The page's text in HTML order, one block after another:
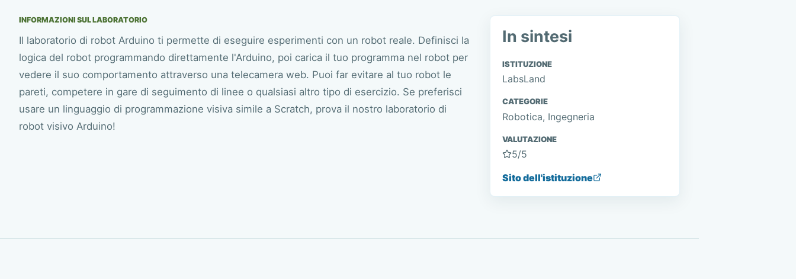
INFORMAZIONI SUL LABORATORIO
Il laboratorio di robot Arduino ti permette di eseguire esperimenti con un robot reale. Definisci la
logica del robot programmando direttamente l'Arduino, poi carica il tuo programma nel robot per
vedere il suo comportamento attraverso una telecamera web. Puoi far evitare al tuo robot le
pareti, competere in gare di seguimento di linee o qualsiasi altro tipo di esercizio. Se preferisci
usare un linguaggio di programmazione visiva simile a Scratch, prova il nostro laboratorio di
robot visivo Arduino!
In sintesi
ISTITUZIONE
LabsLand
CATEGORIE
Robotica, Ingegneria
VALUTAZIONE
5/5
Sito dell'istituzione